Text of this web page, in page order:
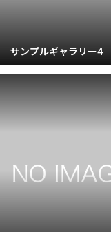
サンプルギャラリー4